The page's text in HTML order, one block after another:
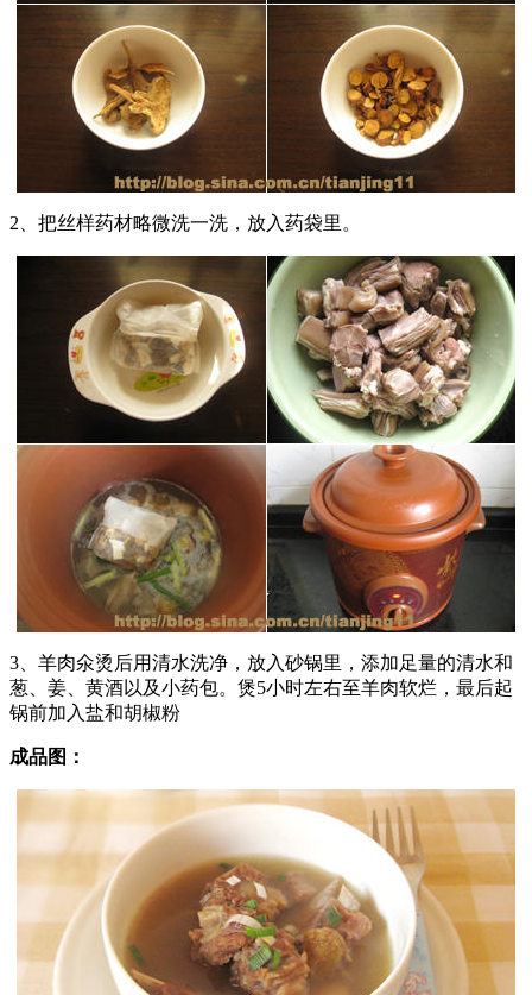
2、把丝样药材略微洗一洗，放入药袋里。
3、羊肉氽烫后用清水洗净，放入砂锅里，添加足量的清水和
葱、姜、黄酒以及小药包。煲5小时左右至羊肉软烂，最后起
锅前加入盐和胡椒粉
成品图：